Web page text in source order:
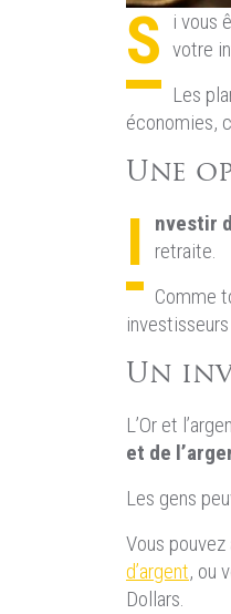
S
i vous
votre
Les
économies,
Une
I nvestir
retraite.
Comme
Un
L’Or et
et de
Les gens
Vous
d’argent, ou
Dollars.